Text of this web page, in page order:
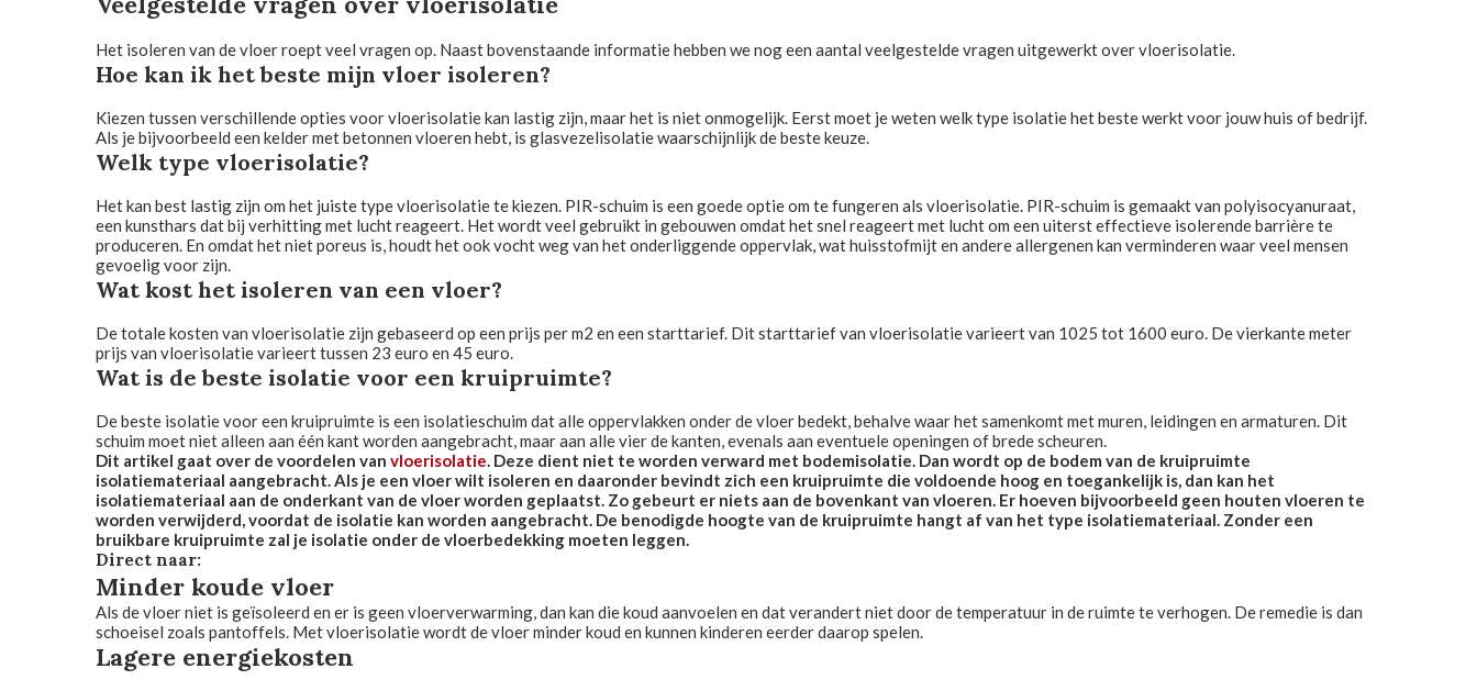
Het isoleren van de vloer roept veel vragen op. Naast bovenstaande informatie hebben we nog een aantal veelgestelde vragen uitgewerkt over vloerisolatie.
Hoe kan ik het beste mijn vloer isoleren?
Kiezen tussen verschillende opties voor vloerisolatie kan lastig zijn, maar het is niet onmogelijk. Eerst moet je weten welk type isolatie het beste werkt voor jouw huis of bedrijf.
Als je bijvoorbeeld een kelder met betonnen vloeren hebt, is glasvezelisolatie waarschijnlijk de beste keuze.
Welk type vloerisolatie?
Het kan best lastig zijn om het juiste type vloerisolatie te kiezen. PIR-schuim is een goede optie om te fungeren als vloerisolatie. PIR-schuim is gemaakt van polyisocyanuraat,
een kunsthars dat bij verhitting met lucht reageert. Het wordt veel gebruikt in gebouwen omdat het snel reageert met lucht om een uiterst effectieve isolerende barrière te
produceren. En omdat het niet poreus is, houdt het ook vocht weg van het onderliggende oppervlak, wat huisstofmijt en andere allergenen kan verminderen waar veel mensen
gevoelig voor zijn.
Wat kost het isoleren van een vloer?
De totale kosten van vloerisolatie zijn gebaseerd op een prijs per m2 en een starttarief. Dit starttarief van vloerisolatie varieert van 1025 tot 1600 euro. De vierkante meter
prijs van vloerisolatie varieert tussen 23 euro en 45 euro.
Wat is de beste isolatie voor een kruipruimte?
De beste isolatie voor een kruipruimte is een isolatieschuim dat alle oppervlakken onder de vloer bedekt, behalve waar het samenkomt met muren, leidingen en armaturen. Dit
schuim moet niet alleen aan één kant worden aangebracht, maar aan alle vier de kanten, evenals aan eventuele openingen of brede scheuren.
Dit artikel gaat over de voordelen van vloerisolatie. Deze dient niet te worden verward met bodemisolatie. Dan wordt op de bodem van de kruipruimte
isolatiemateriaal aangebracht. Als je een vloer wilt isoleren en daaronder bevindt zich een kruipruimte die voldoende hoog en toegankelijk is, dan kan het
isolatiemateriaal aan de onderkant van de vloer worden geplaatst. Zo gebeurt er niets aan de bovenkant van vloeren. Er hoeven bijvoorbeeld geen houten vloeren te
worden verwijderd, voordat de isolatie kan worden aangebracht. De benodigde hoogte van de kruipruimte hangt af van het type isolatiemateriaal. Zonder een
bruikbare kruipruimte zal je isolatie onder de vloerbedekking moeten leggen.
Direct naar:
Minder koude vloer
Als de vloer niet is geïsoleerd en er is geen vloerverwarming, dan kan die koud aanvoelen en dat verandert niet door de temperatuur in de ruimte te verhogen. De remedie is dan
schoeisel zoals pantoffels. Met vloerisolatie wordt de vloer minder koud en kunnen kinderen eerder daarop spelen.
Lagere energiekosten